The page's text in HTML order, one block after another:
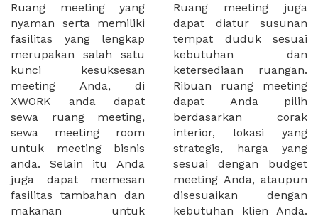
Ruang meeting yang
nyaman serta memiliki
fasilitas yang lengkap
merupakan salah satu
kunci kesuksesan
meeting Anda, di
XWORK anda dapat
sewa ruang meeting,
sewa meeting room
untuk meeting bisnis
anda. Selain itu Anda
juga dapat memesan
fasilitas tambahan dan
makanan untuk
Ruang meeting juga
dapat diatur susunan
tempat duduk sesuai
kebutuhan dan
ketersediaan ruangan.
Ribuan ruang meeting
dapat Anda pilih
berdasarkan corak
interior, lokasi yang
strategis, harga yang
sesuai dengan budget
meeting Anda, ataupun
disesuaikan dengan
kebutuhan klien Anda.